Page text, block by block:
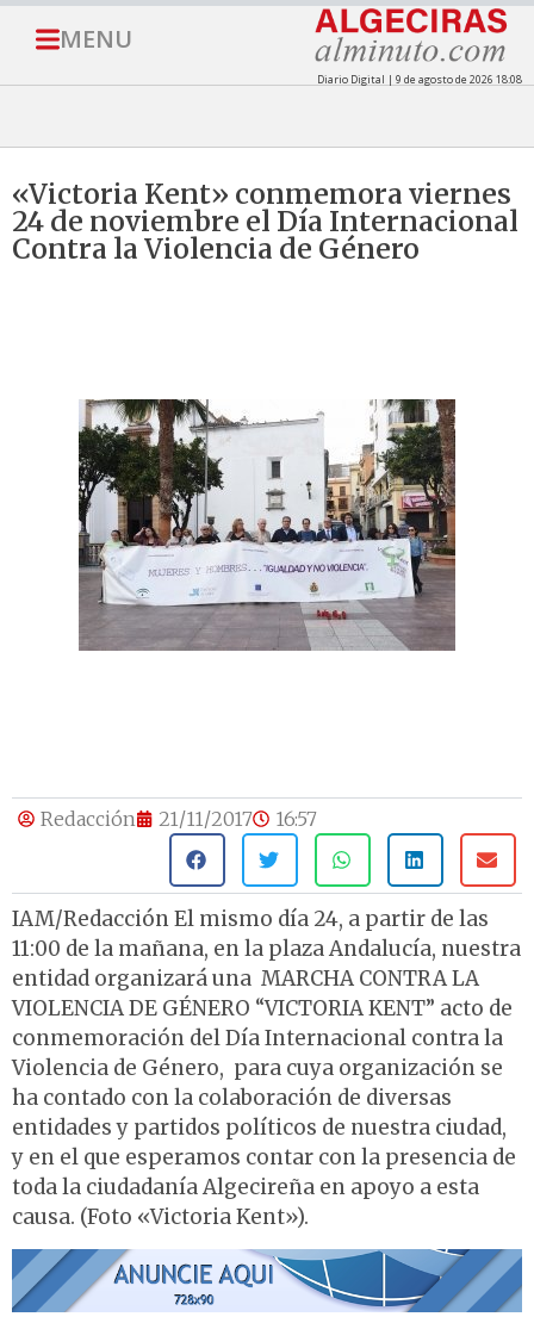
MENU
Diario Digital | 9 de agosto de 2026 18:08
«Victoria Kent» conmemora viernes
24 de noviembre el Día Internacional
Contra la Violencia de Género
Redacción 21/11/2017 16:57
IAM/Redacción El mismo día 24, a partir de las
11:00 de la mañana, en la plaza Andalucía, nuestra
entidad organizará una MARCHA CONTRA LA
VIOLENCIA DE GÉNERO “VICTORIA KENT” acto de
conmemoración del Día Internacional contra la
Violencia de Género, para cuya organización se
ha contado con la colaboración de diversas
entidades y partidos políticos de nuestra ciudad,
y en el que esperamos contar con la presencia de
toda la ciudadanía Algecireña en apoyo a esta
causa. (Foto «Victoria Kent»).